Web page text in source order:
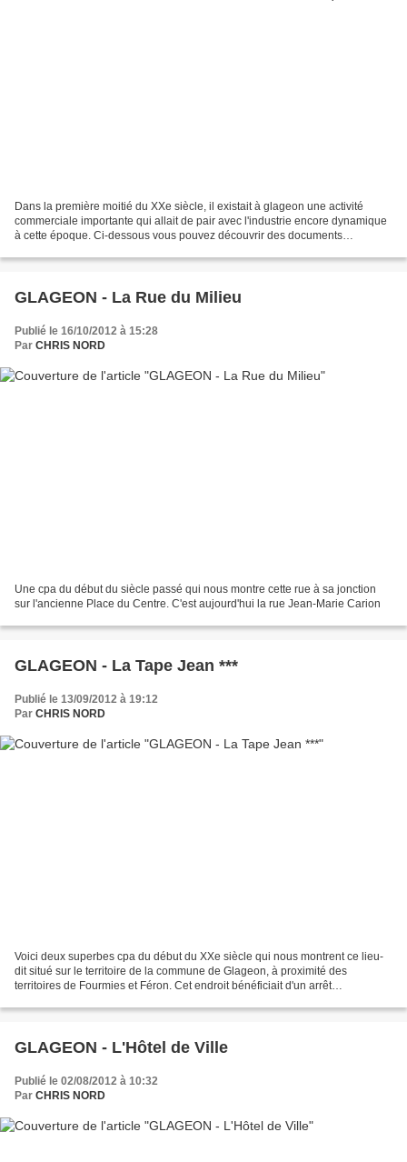
Dans la première moitié du XXe siècle, il existait à glageon une activité
commerciale importante qui allait de pair avec l'industrie encore dynamique
à cette époque. Ci-dessous vous pouvez découvrir des documents
GLAGEON - La Rue du Milieu
Publié le 16/10/2012 à 15:28
Par CHRIS NORD
Une cpa du début du siècle passé qui nous montre cette rue à sa jonction
sur l'ancienne Place du Centre. C'est aujourd'hui la rue Jean-Marie Carion
GLAGEON - La Tape Jean ***
Publié le 13/09/2012 à 19:12
Par CHRIS NORD
Voici deux superbes cpa du début du XXe siècle qui nous montrent ce lieu-
dit situé sur le territoire de la commune de Glageon, à proximité des
territoires de Fourmies et Féron. Cet endroit bénéficiait d'un arrêt
GLAGEON - L'Hôtel de Ville
Publié le 02/08/2012 à 10:32
Par CHRIS NORD